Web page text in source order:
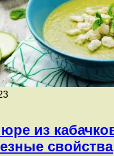
из
свойства